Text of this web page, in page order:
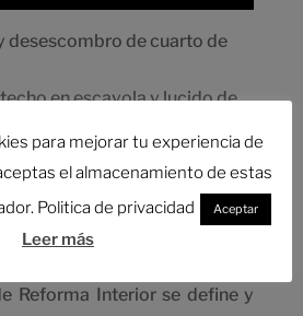
desescombro de cuarto de
en escayola y lucido de
corredera en cuarto de
el local
final
Reforma Interior se define y
para mejorar tu experiencia de
el almacenamiento de estas
Politica de privacidad
Aceptar
Leer más